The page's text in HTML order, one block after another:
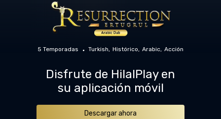
5 Temporadas Turkish Histórico Arabic Acción
Disfrute de HilalPlay en
su aplicación móvil
Descargar ahora